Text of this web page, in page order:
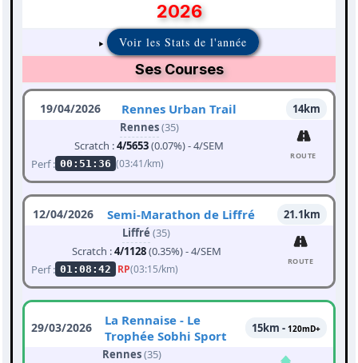
2026
Voir les Stats de l'année
Ses Courses
19/04/2026 Rennes Urban Trail
14km
Rennes(35)
Scratch :4/5653(0.07%) - 4/SEM
Perf : 00:51:36 (03:41/km)
ROUTE
12/04/2026 Semi-Marathon de Liffré
21.1km
Liffré (35)
Scratch :4/1128(0.35%) - 4/SEM
Perf : 01:08:42 RP(03:15/km)
ROUTE
29/03/2026
La Rennaise - Le
Trophée Sobhi Sport
15km - 120mD+
Rennes(35)